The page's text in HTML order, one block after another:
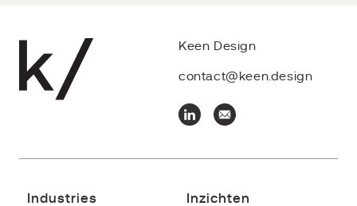
Keen Design
contact@keen.design
Industries Inzichten